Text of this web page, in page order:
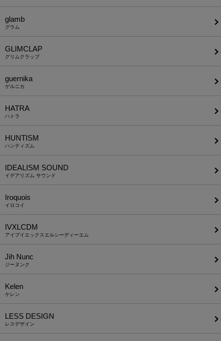
glamb
グラム
GLIMCLAP
グリムクラップ
guernika
ゲルニカ
HATRA
ハトラ
HUNTISM
ハンティズム
IDEALISM SOUND
イデアリズム サウンド
Iroquois
イロコイ
IVXLCDM
アイブイエックスエルシーディーエム
Jih Nunc
ジーヌンク
Kelen
ケレン
LESS DESIGN
レスデザイン